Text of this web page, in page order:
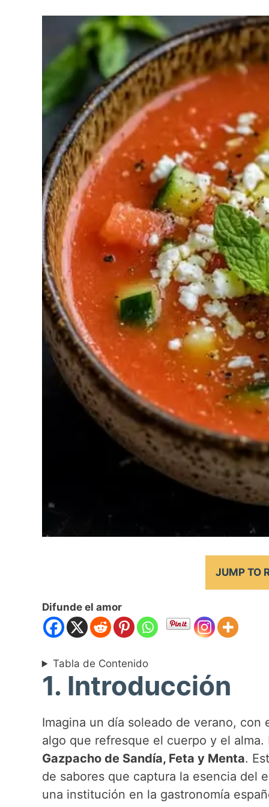
JUMP TO
Difunde el amor
Tabla de Contenido
1. Introducción
Imagina un día soleado de verano,
algo que refresque el cuerpo y el
Gazpacho de Sandía, Feta y Menta.
de sabores que captura la esencia del
una institución en la gastronomía